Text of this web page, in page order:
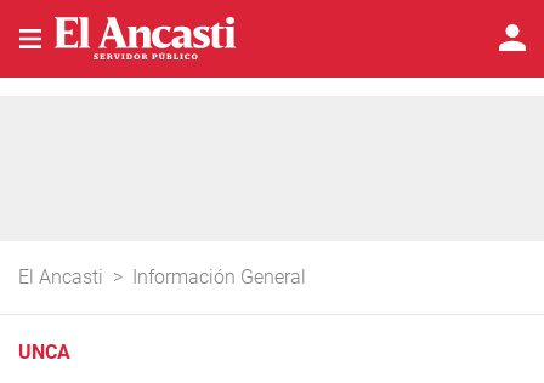
El Ancasti > Información General
UNCA